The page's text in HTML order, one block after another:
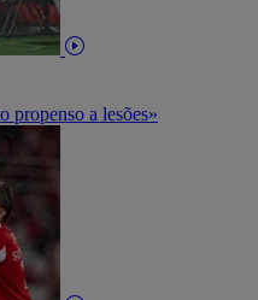
propenso a lesões»